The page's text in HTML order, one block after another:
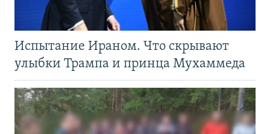
Испытание Ираном. Что скрывают
улыбки Трампа и принца Мухаммеда